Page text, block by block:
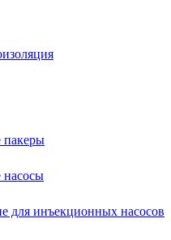
для инъекционных насосов